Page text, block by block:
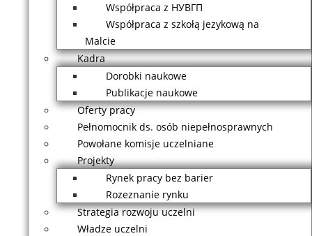
Współpraca z НУВГП
Współpraca z szkołą jezykową na
Malcie
Kadra
Dorobki naukowe
Publikacje naukowe
Oferty pracy
Pełnomocnik ds. osób niepełnosprawnych
Powołane komisje uczelniane
Projekty
Rynek pracy bez barier
Rozeznanie rynku
Strategia rozwoju uczelni
Władze uczelni